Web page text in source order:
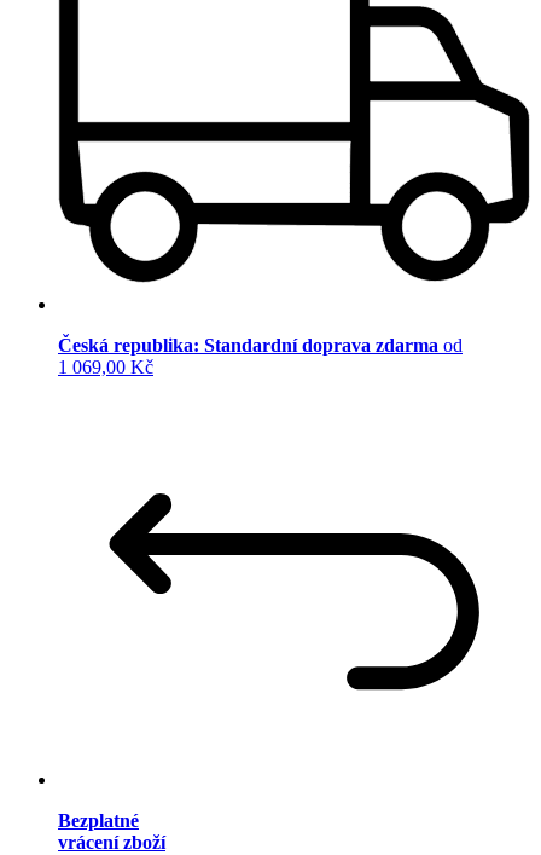
Česká republika: Standardní doprava zdarma od
1 069,00 Kč
Bezplatné
vrácení zboží